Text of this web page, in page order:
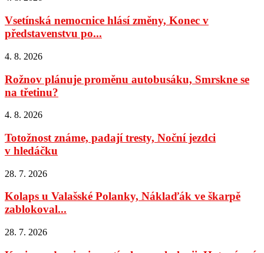
Vsetínská nemocnice hlásí změny, Konec v
představenstvu po...
4. 8. 2026
Rožnov plánuje proměnu autobusáku, Smrskne se
na třetinu?
4. 8. 2026
Totožnost známe, padají tresty, Noční jezdci
v hledáčku
28. 7. 2026
Kolaps u Valašské Polanky, Náklaďák ve škarpě
zablokoval...
28. 7. 2026